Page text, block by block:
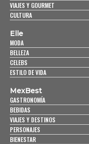
VIAJES Y GOURMET
CULTURA
Elle
MODA
BELLEZA
CELEBS
ESTILO DE VIDA
MexBest
GASTRONOMÍA
BEBIDAS
VIAJES Y DESTINOS
PERSONAJES
BIENESTAR